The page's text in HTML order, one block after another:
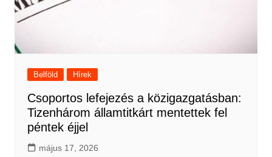
Belföld Hírek
Csoportos lefejezés a közigazgatásban:
Tizenhárom államtitkárt mentettek fel
péntek éjjel
május 17, 2026